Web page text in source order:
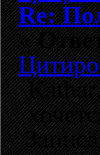
Re:
«